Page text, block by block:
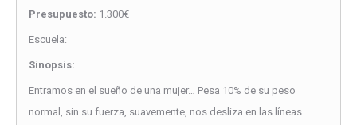
Presupuesto: 1.300€
Escuela:
Sinopsis:
Entramos en el sueño de una mujer… Pesa 10% de su peso
normal, sin su fuerza, suavemente, nos desliza en las líneas